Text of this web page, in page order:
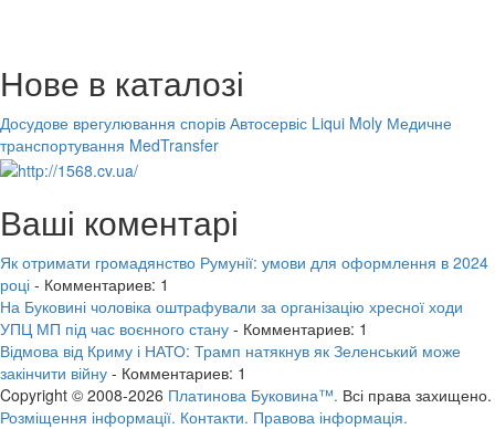
Нове в каталозі
Досудове врегулювання спорів Автосервіс Liqui Moly Медичне
транспортування MedTransfer
Ваші коментарі
Як отримати громадянство Румунії: умови для оформлення в 2024
році - Комментариев: 1
На Буковині чоловіка оштрафували за організацію хресної ходи
УПЦ МП під час воєнного стану - Комментариев: 1
Відмова від Криму і НАТО: Трамп натякнув як Зеленський може
закінчити війну - Комментариев: 1
Copyright © 2008-2026 Платинова Буковина™. Всі права захищено.
Розміщення інформації. Контакти. Правова інформація.